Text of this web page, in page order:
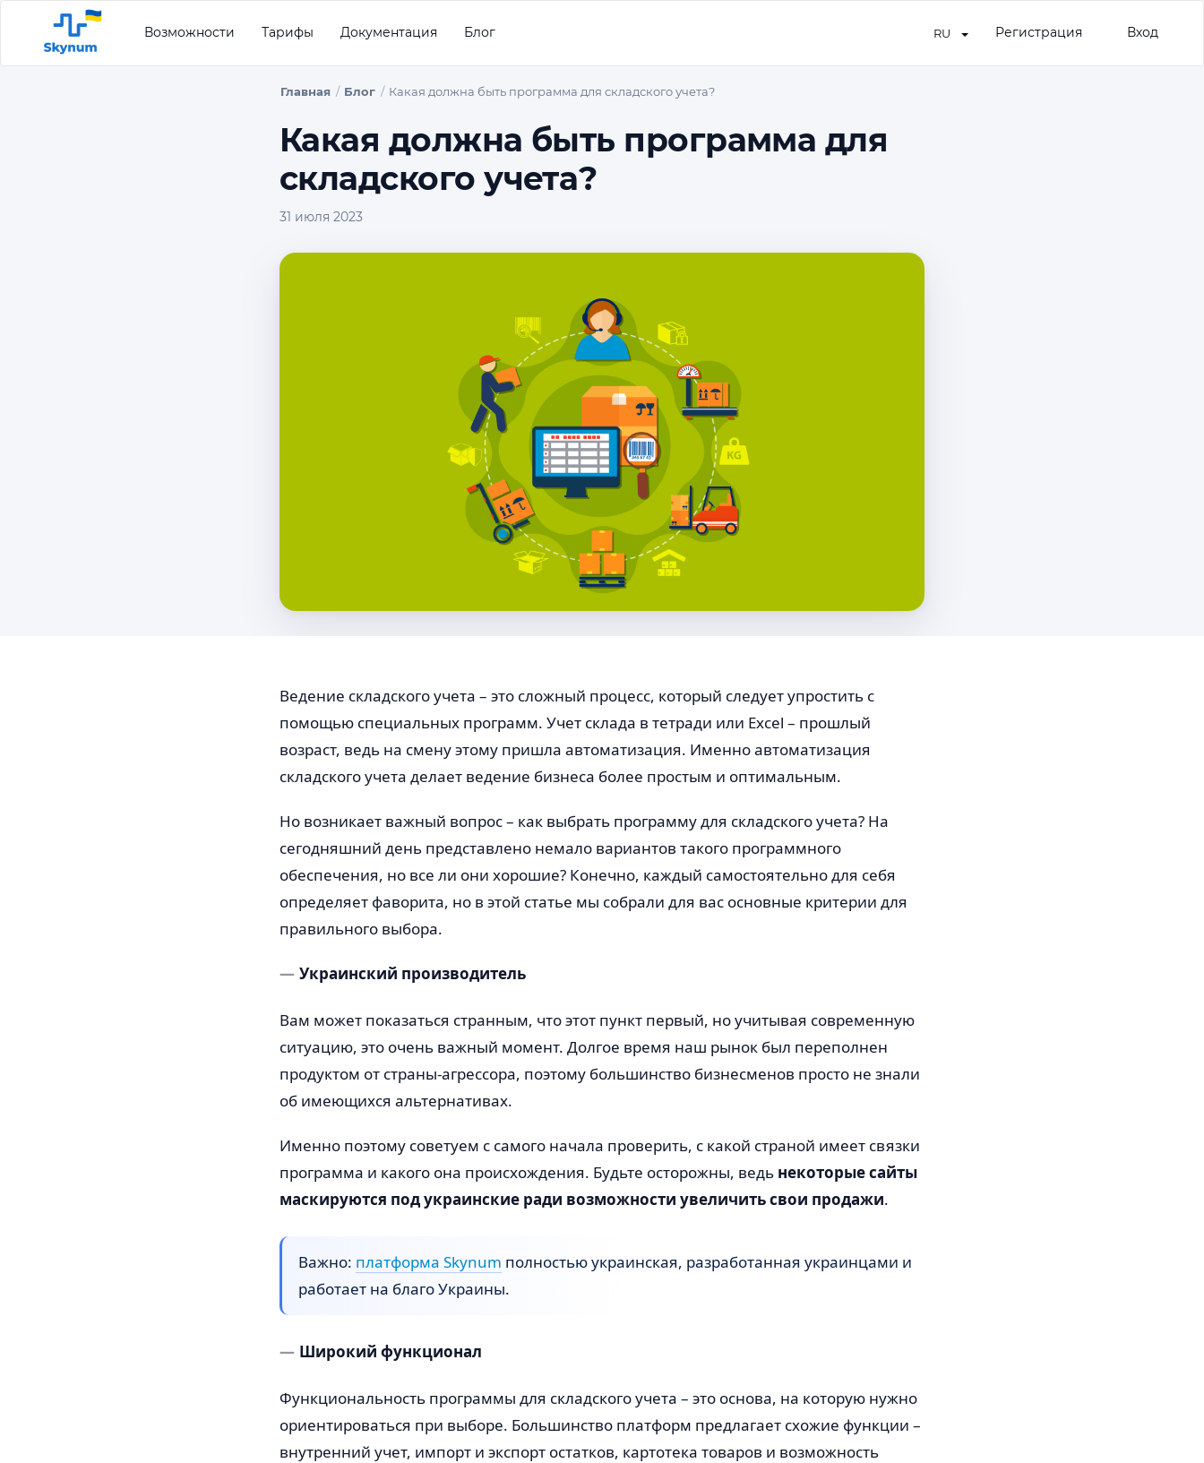
Возможности Тарифы Документация Блог RU Регистрация Вход
Главная Блог Какая должна быть программа для складского учета?
Какая должна быть программа для
складского учета?
31 июля 2023
Ведение складского учета – это сложный процесс, который следует упростить с
помощью специальных программ. Учет склада в тетради или Excel – прошлый
возраст, ведь на смену этому пришла автоматизация. Именно автоматизация
складского учета делает ведение бизнеса более простым и оптимальным.
Но возникает важный вопрос – как выбрать программу для складского учета? На
сегодняшний день представлено немало вариантов такого программного
обеспечения, но все ли они хорошие? Конечно, каждый самостоятельно для себя
определяет фаворита, но в этой статье мы собрали для вас основные критерии для
правильного выбора.
Украинский производитель
Вам может показаться странным, что этот пункт первый, но учитывая современную
ситуацию, это очень важный момент. Долгое время наш рынок был переполнен
продуктом от страны-агрессора, поэтому большинство бизнесменов просто не знали
об имеющихся альтернативах.
Именно поэтому советуем с самого начала проверить, с какой страной имеет связки
программа и какого она происхождения. Будьте осторожны, ведь некоторые сайты
маскируются под украинские ради возможности увеличить свои продажи.
Важно: платформа Skynum полностью украинская, разработанная украинцами и
работает на благо Украины.
Широкий функционал
Функциональность программы для складского учета – это основа, на которую нужно
ориентироваться при выборе. Большинство платформ предлагает схожие функции –
внутренний учет, импорт и экспорт остатков, картотека товаров и возможность